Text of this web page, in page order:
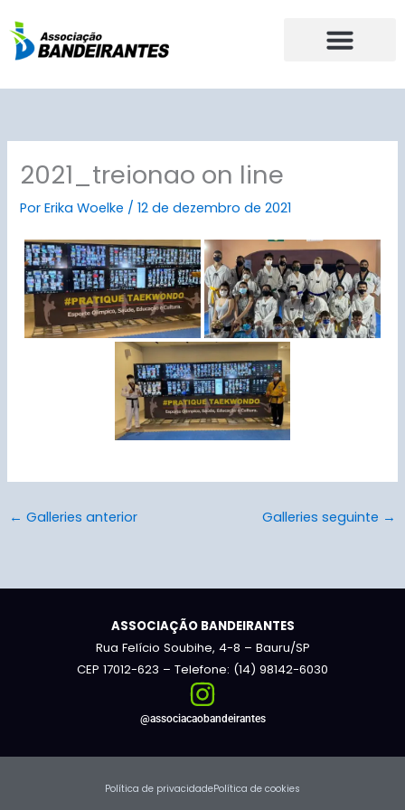
para
2021_treionao on line
PorErika Woelke /12 de dezembro de 2021
← Galleries anterior Galleries seguinte →
ASSOCIAÇÃO BANDEIRANTES
Rua Felício Soubihe, 4-8 – Bauru/SP
CEP 17012-623 – Telefone: (14) 98142-6030
@associacaobandeirantes
Política de privacidadePolítica de cookies